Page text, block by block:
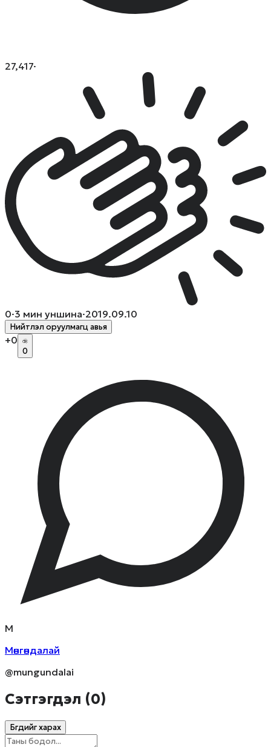
27,417·
0·3 мин уншина·2019.09.10
Нийтлэл оруулмагц авья
+0
0
М
Мөнгөндалай
@mungundalai
Сэтгэгдэл (0)
Бүгдийг харах